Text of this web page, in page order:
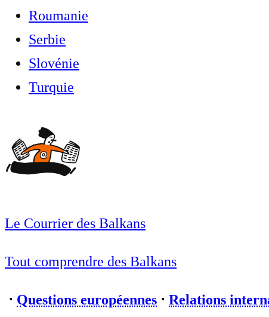
Roumanie
Serbie
Slovénie
Turquie
Le Courrier des Balkans
Tout comprendre des Balkans
⋅ Questions européennes ⋅ Relations